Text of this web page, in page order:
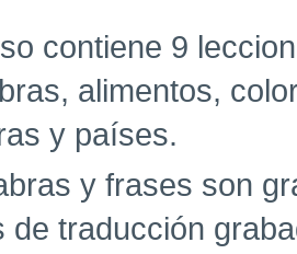
contiene 9
alimentos,
y países.
y frases son
de traducción